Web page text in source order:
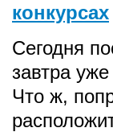
конкурсах
Сегодня
завтра
Что ж,